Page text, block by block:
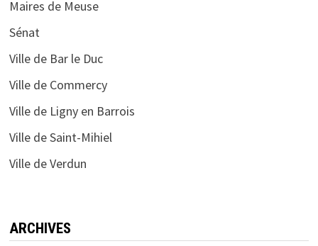
Maires de Meuse
Sénat
Ville de Bar le Duc
Ville de Commercy
Ville de Ligny en Barrois
Ville de Saint-Mihiel
Ville de Verdun
ARCHIVES